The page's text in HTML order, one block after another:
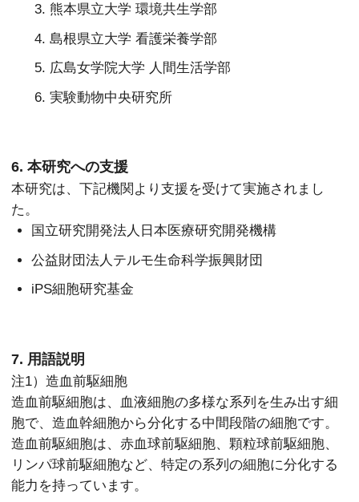
熊本県立大学 環境共生学部
島根県立大学 看護栄養学部
広島女学院大学 人間生活学部
実験動物中央研究所
6. 本研究への支援
本研究は、下記機関より支援を受けて実施されまし
た。
国立研究開発法人日本医療研究開発機構
公益財団法人テルモ生命科学振興財団
iPS細胞研究基金
7. 用語説明
注1）造血前駆細胞
造血前駆細胞は、血液細胞の多様な系列を生み出す細
胞で、造血幹細胞から分化する中間段階の細胞です。
造血前駆細胞は、赤血球前駆細胞、顆粒球前駆細胞、
リンパ球前駆細胞など、特定の系列の細胞に分化する
能力を持っています。